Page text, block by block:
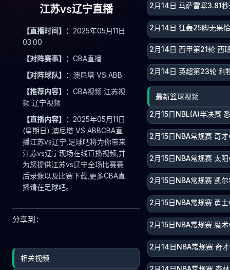
江苏vs辽宁直播
【直播时间】： 2025年05月11日
03:00
【对阵赛事】： CBA直播
【对阵球队】： 澳尼塔 VS ABB
【推荐内容】： CBA视频 江苏视
频 辽宁视频
【直播内容】： 2025年05月11日
(星期日) 澳尼塔 VS ABBCBA直
播江苏vs辽宁,足球吧将为你带来
江苏vs辽宁现场在线直播视频,并
为您提供江苏vs辽宁全场比赛赛
后录像以及比赛下载,更多CBA直
播请在足球吧。
分享到：
相关视频
2月14日 马萨雷塞3.81
2月14日 狂轰25脚无果
2月14日 西甲第21轮 西
2月14日 英超第23轮 利
最新篮球视频
2月15日NBL(A)半决赛
2月15日NBA常规赛 奇
2月15日NBA常规赛 太
2月15日NBA常规赛 凯
2月15日NBA常规赛 勇
2月15日NBA常规赛 魔
2月14日NBA常规赛 奇